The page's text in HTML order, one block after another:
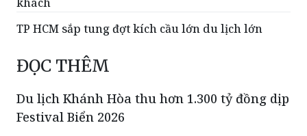
TP HCM sắp tung đợt kích cầu lớn du lịch lớn
ĐỌC THÊM
Du lịch Khánh Hòa thu hơn 1.300 tỷ đồng dịp
Festival Biển 2026